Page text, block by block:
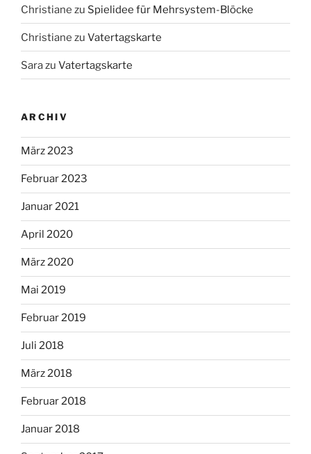
Christiane zu Spielidee für Mehrsystem-Blöcke
Christiane zu Vatertagskarte
Sarazu Vatertagskarte
ARCHIV
März 2023
Februar 2023
Januar 2021
April 2020
März 2020
Mai 2019
Februar 2019
Juli 2018
März 2018
Februar 2018
Januar 2018